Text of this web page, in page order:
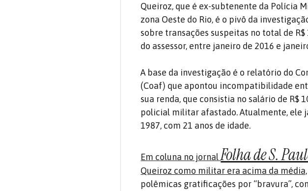
Queiroz, que é ex-subtenente da Polícia
zona Oeste do Rio, é o pivô da
sobre transações suspeitas no total de
do assessor, entre janeiro de 2016 e
A base da investigação é o relatório do
(Coaf) que apontou incompatibilidade
sua renda, que consistia no salário de R$
policial militar afastado. Atualmente, ele
1987, com 21 anos de idade.
Em coluna no jornal Folha de S.
Queiroz como militar era acima da média,
polêmicas gratificações por “bravura”,